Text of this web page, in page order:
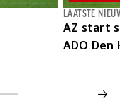
AZ start
ADO Den
LAATSTE